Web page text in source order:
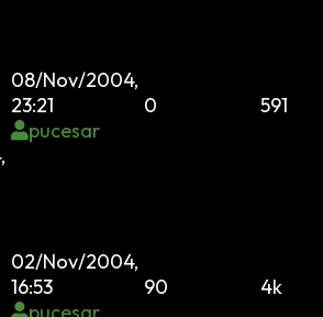
08/Nov/2004,
23:21
pucesar
0 591
02/Nov/2004,
16:53
90 4k